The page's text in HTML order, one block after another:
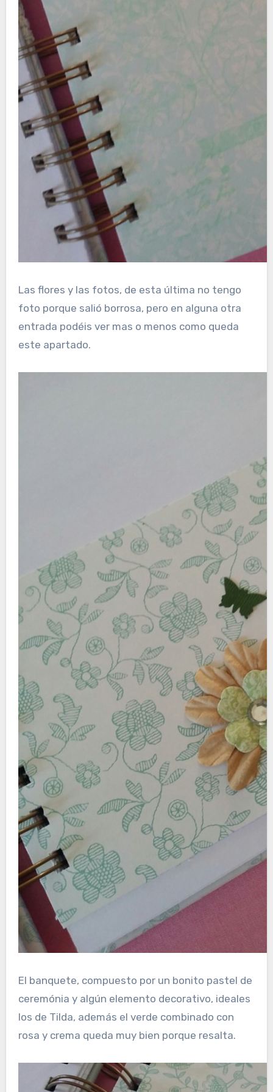
Las flores y las fotos, de esta última no tengo
foto porque salió borrosa, pero en alguna otra
entrada podéis ver mas o menos como queda
este apartado.
El banquete, compuesto por un bonito pastel de
ceremónia y algún elemento decorativo, ideales
los de Tilda, además el verde combinado con
rosa y crema queda muy bien porque resalta.